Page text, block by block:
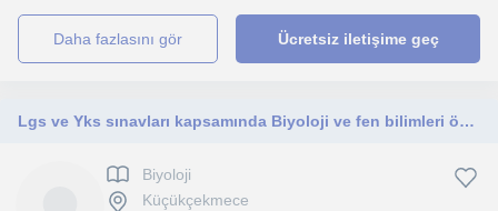
daha fazlasını gör Ücretsiz iletişime geç
Lgs ve Yks sınavları kapsamında Biyoloji ve fen bilimleri özel dersi verilir
Biyoloji
Küçükçekmece